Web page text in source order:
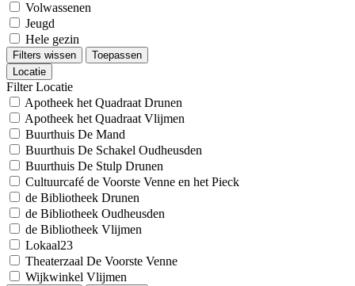
Volwassenen
Jeugd
Hele gezin
Filters wissen
Toepassen
Locatie
Filter Locatie
Apotheek het Quadraat Drunen
Apotheek het Quadraat Vlijmen
Buurthuis De Mand
Buurthuis De Schakel Oudheusden
Buurthuis De Stulp Drunen
Cultuurcafé de Voorste Venne en het Pieck
de Bibliotheek Drunen
de Bibliotheek Oudheusden
de Bibliotheek Vlijmen
Lokaal23
Theaterzaal De Voorste Venne
Wijkwinkel Vlijmen